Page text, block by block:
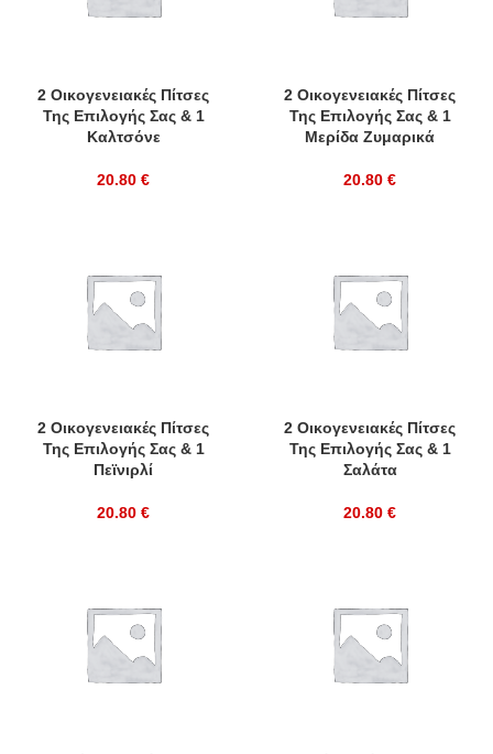
2 Οικογενειακές Πίτσες
Της Επιλογής Σας & 1
Καλτσόνε
20.80 €
2 Οικογενειακές Πίτσες
Της Επιλογής Σας & 1
Μερίδα Ζυμαρικά
20.80 €
2 Οικογενειακές Πίτσες
Της Επιλογής Σας & 1
Πεϊνιρλί
20.80 €
2 Οικογενειακές Πίτσες
Της Επιλογής Σας & 1
Σαλάτα
20.80 €